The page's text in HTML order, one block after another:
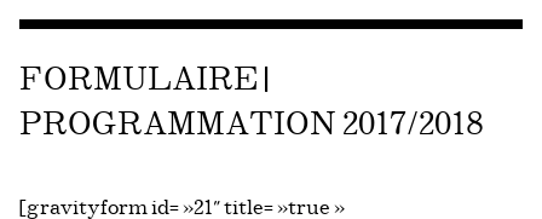
FORMULAIRE |
PROGRAMMATION 2017/2018
[gravityform id= »21″ title= »true »